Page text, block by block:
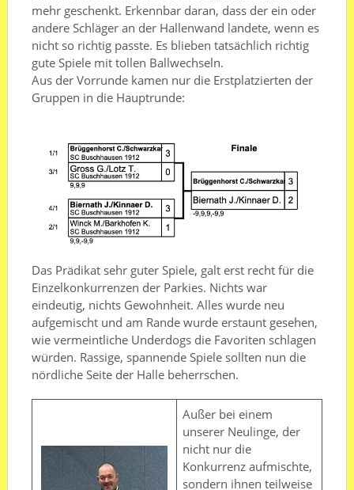
mehr geschenkt. Erkennbar daran, dass der ein oder
andere Schläger an der Hallenwand landete, wenn es
nicht so richtig passte. Es blieben tatsächlich richtig
gute Spiele mit tollen Ballwechseln.
Aus der Vorrunde kamen nur die Erstplatzierten der
Gruppen in die Hauptrunde:
Das Prädikat sehr guter Spiele, galt erst recht für die
Einzelkonkurrenzen der Parkies. Nichts war
eindeutig, nichts Gewohnheit. Alles wurde neu
aufgemischt und am Rande wurde erstaunt gesehen,
wie vermeintliche Underdogs die Favoriten schlagen
würden. Rassige, spannende Spiele sollten nun die
nördliche Seite der Halle beherrschen.
Außer bei einem
unserer Neulinge, der
nicht nur die
Konkurrenz aufmischte,
sondern ihnen teilweise